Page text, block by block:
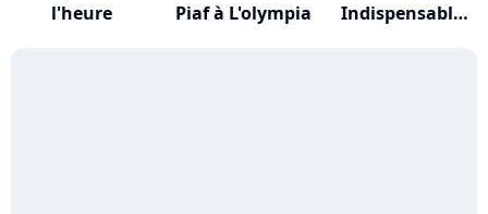
l'heure
Piaf à L'olympia
Indispensables